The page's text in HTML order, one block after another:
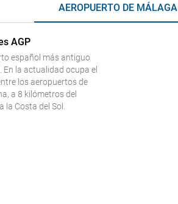
AEROPUERTO DE MÁLAGA
AGP
español más antiguo
la actualidad ocupa el
los aeropuertos de
a 8 kilómetros del
Costa del Sol.